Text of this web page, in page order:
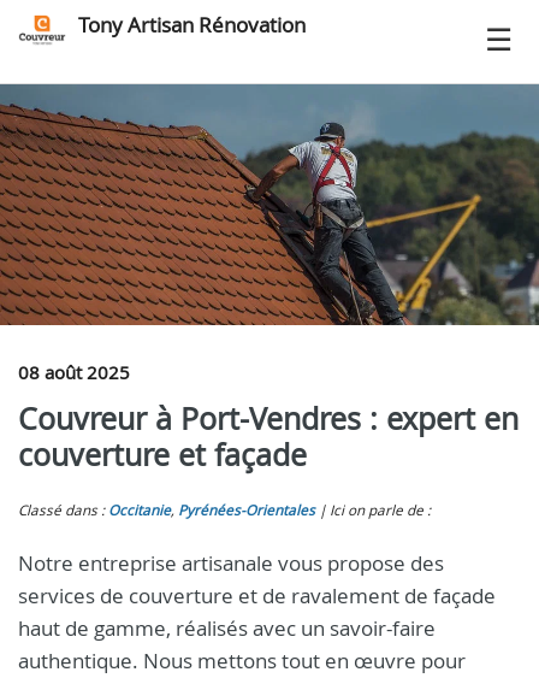
Tony Artisan Rénovation
08 août 2025
Couvreur à Port-Vendres : expert en
couverture et façade
Classé dans : Occitanie, Pyrénées-Orientales Ici on parle de :
Notre entreprise artisanale vous propose des
services de couverture et de ravalement de façade
haut de gamme, réalisés avec un savoir-faire
authentique. Nous mettons tout en œuvre pour